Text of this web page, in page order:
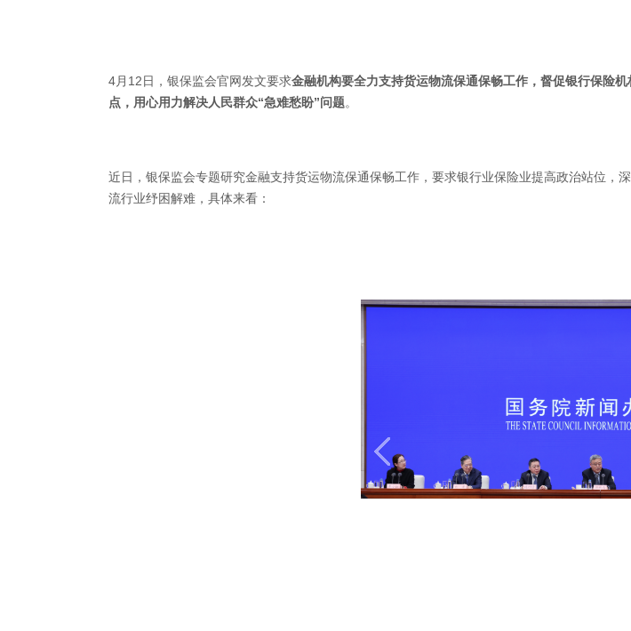
4月12日，银保监会官网发文要求金融机构要全力支持货运物流保通保畅工作，督促银行保险
点，用心用力解决人民群众“急难愁盼”问题。
近日，银保监会专题研究金融支持货运物流保通保畅工作，要求银行业保险业提高政治站位
流行业纾困解难， 具体来看：